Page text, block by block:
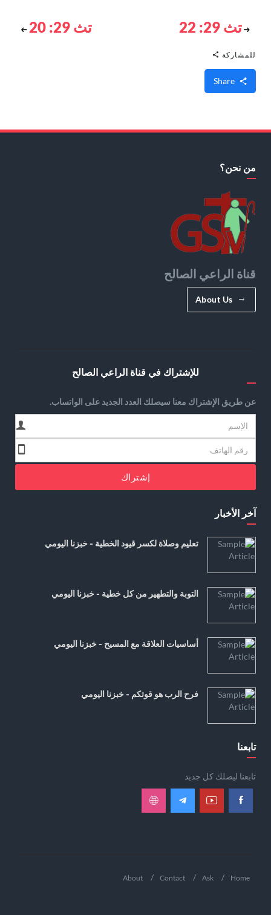
تث 29: 22 تث 29: 20
للمشاركة
من نحن؟
قناة الراعي الصالح
About Us
للإشتراك في قناة الراعي الصالح
عن طريق الإشتراك معنا سيصلك العدد الجديد على الواتساب.
إشتراك
آخر الأخبار
تعليم وصلاة لكسر قيود الخطية - خبزنا اليومي
التوبة والتطهير من كل خطية - خبزنا اليومي
أساسيات العلاقة مع المسيح - خبزنا اليومي
فرح الرب هو قوتكم - خبزنا اليومي
تابعنا
تابعنا ليصلك كل جديد
Home
Ask
Contact
About